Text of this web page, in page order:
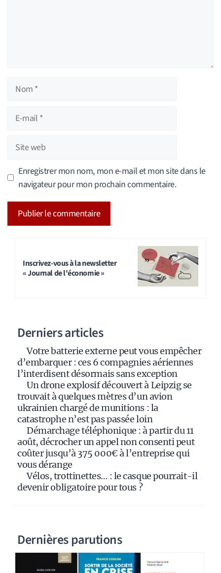
Nom
Site
web
Enregistrer mon nom, mon e-mail et mon site dans le
navigateur pour mon prochain commentaire.
Inscrivez-vous à la newsletter
« Journal de l'économie »
Derniers articles
Votre batterie externe peut vous empêcher
d’embarquer : ces 6 compagnies aériennes
l’interdisent désormais sans exception
Un drone explosif découvert à Leipzig se
trouvait à quelques mètres d’un avion
ukrainien chargé de munitions : la
catastrophe n’est pas passée loin
Démarchage téléphonique : à partir du 11
août, décrocher un appel non consenti peut
coûter jusqu’à 375 000€ à l’entreprise qui
vous dérange
Vélos, trottinettes… : le casque pourrait-il
devenir obligatoire pour tous ?
Dernières parutions